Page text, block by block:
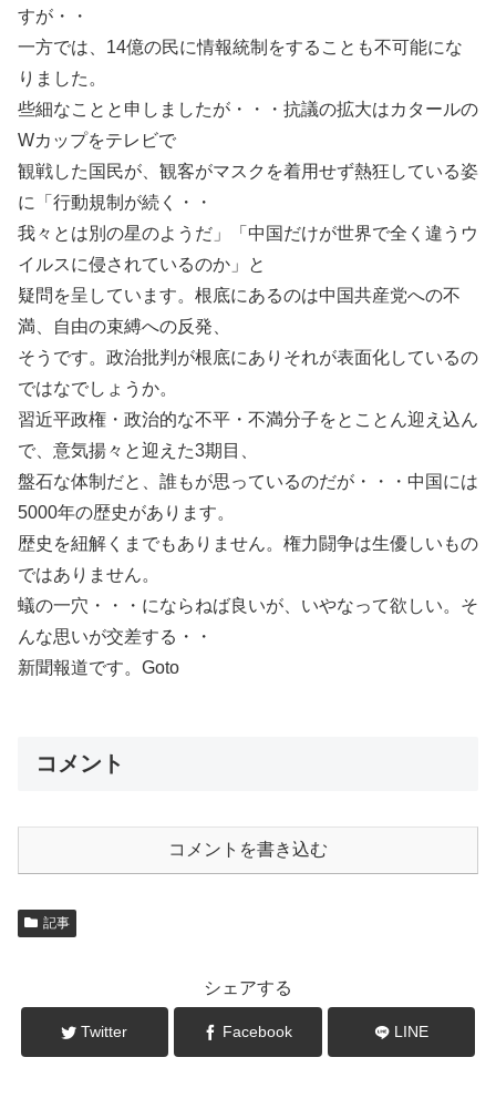
すが・・
一方では、14億の民に情報統制をすることも不可能にな
りました。
些細なことと申しましたが・・・抗議の拡大はカタールの
Wカップをテレビで
観戦した国民が、観客がマスクを着用せず熱狂している姿
に「行動規制が続く・・
我々とは別の星のようだ」「中国だけが世界で全く違うウ
イルスに侵されているのか」と
疑問を呈しています。根底にあるのは中国共産党への不
満、自由の束縛への反発、
そうです。政治批判が根底にありそれが表面化しているの
ではなでしょうか。
習近平政権・政治的な不平・不満分子をとことん迎え込ん
で、意気揚々と迎えた3期目、
盤石な体制だと、誰もが思っているのだが・・・中国には
5000年の歴史があります。
歴史を紐解くまでもありません。権力闘争は生優しいもの
ではありません。
蟻の一穴・・・にならねば良いが、いやなって欲しい。そ
んな思いが交差する・・
新聞報道です。Goto
コメント
コメントを書き込む
記事
シェアする
Twitter Facebook LINE